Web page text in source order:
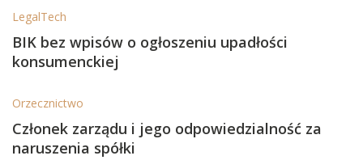
LegalTech
BIK bez wpisów o ogłoszeniu upadłości
konsumenckiej
Orzecznictwo
Członek zarządu i jego odpowiedzialność za
naruszenia spółki